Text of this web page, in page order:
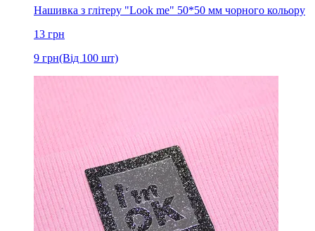
Нашивка з глітеру "Look me" 50*50 мм чорного кольору
13 грн
9 грн(Від 100 шт)